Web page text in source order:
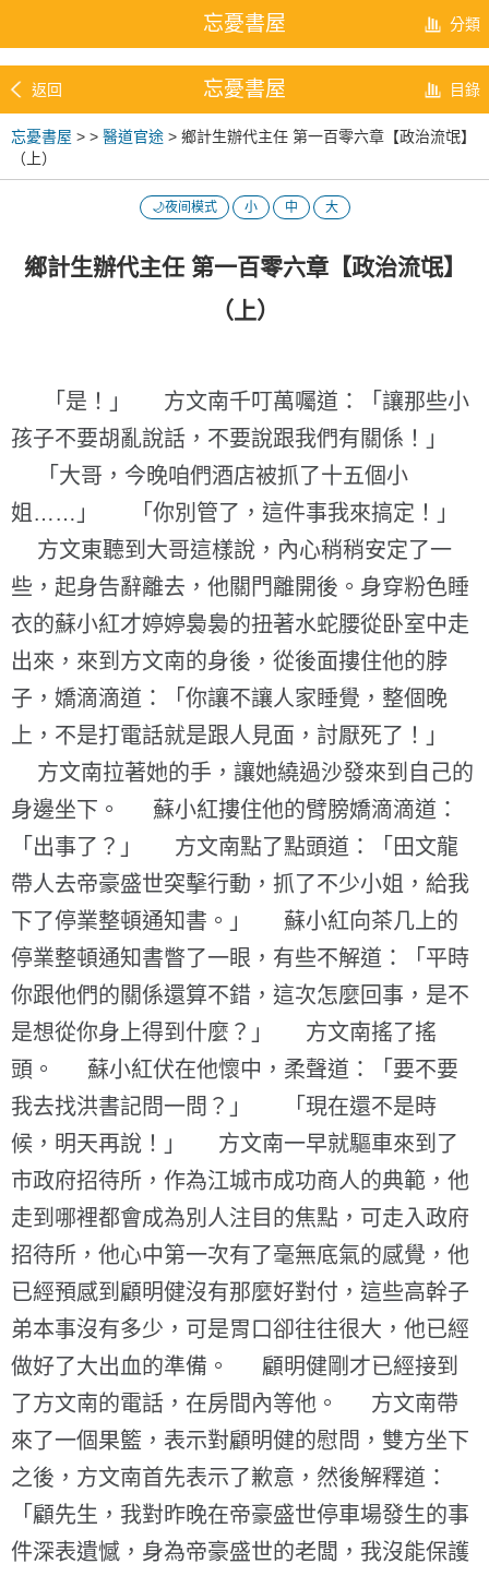
忘憂書屋 分類
返回 忘憂書屋 目錄
忘憂書屋 > > 醫道官途 > 鄉計生辦代主任 第一百零六章【政治流氓】
（上）
🌙夜间模式 小 中 大
鄉計生辦代主任 第一百零六章【政治流氓】
（上）
「是！」 方文南千叮萬囑道：「讓那些小
孩子不要胡亂說話，不要說跟我們有關係！」
「大哥，今晚咱們酒店被抓了十五個小
姐……」 「你別管了，這件事我來搞定！」
方文東聽到大哥這樣說，內心稍稍安定了一
些，起身告辭離去，他關門離開後。身穿粉色睡
衣的蘇小紅才婷婷裊裊的扭著水蛇腰從卧室中走
出來，來到方文南的身後，從後面摟住他的脖
子，嬌滴滴道：「你讓不讓人家睡覺，整個晚
上，不是打電話就是跟人見面，討厭死了！」
方文南拉著她的手，讓她繞過沙發來到自己的
身邊坐下。 蘇小紅摟住他的臂膀嬌滴滴道：
「出事了？」 方文南點了點頭道：「田文龍
帶人去帝豪盛世突擊行動，抓了不少小姐，給我
下了停業整頓通知書。」 蘇小紅向茶几上的
停業整頓通知書瞥了一眼，有些不解道：「平時
你跟他們的關係還算不錯，這次怎麼回事，是不
是想從你身上得到什麼？」 方文南搖了搖
頭。 蘇小紅伏在他懷中，柔聲道：「要不要
我去找洪書記問一問？」 「現在還不是時
候，明天再說！」 方文南一早就驅車來到了
市政府招待所，作為江城市成功商人的典範，他
走到哪裡都會成為別人注目的焦點，可走入政府
招待所，他心中第一次有了毫無底氣的感覺，他
已經預感到顧明健沒有那麼好對付，這些高幹子
弟本事沒有多少，可是胃口卻往往很大，他已經
做好了大出血的準備。 顧明健剛才已經接到
了方文南的電話，在房間內等他。 方文南帶
來了一個果籃，表示對顧明健的慰問，雙方坐下
之後，方文南首先表示了歉意，然後解釋道：
「顧先生，我對昨晚在帝豪盛世停車場發生的事
件深表遺憾，身為帝豪盛世的老闆，我沒能保護